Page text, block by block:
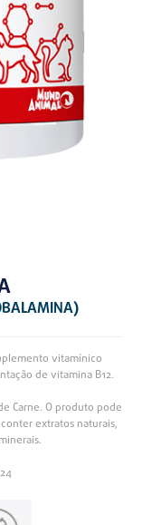
vitamínico
de vitamina B12.
Carne. O produto pode
extratos naturais,